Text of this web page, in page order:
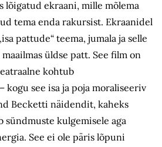
lõigatud ekraani, mille mõlema
tema enda rakursist. Ekraanidel
pattude“ teema, jumala ja selle
üldse patt. See film on
kohtub
kogu see isa ja poja moraliseeriv
Becketti näidendit, kaheks
sündmuste kulgemisele aga
See ei ole päris lõpuni